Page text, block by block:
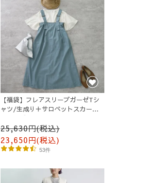
【福袋】フレアスリーブガーゼTシ
ャツ/生成り＋サロペットスカート/
ミストブルー
25,630円(税込)
23,650円(税込)
53件